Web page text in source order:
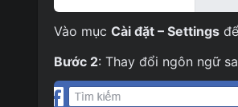
Vào mục Cài đặt – Settings
Bước 2: Thay đổi ngôn ngữ